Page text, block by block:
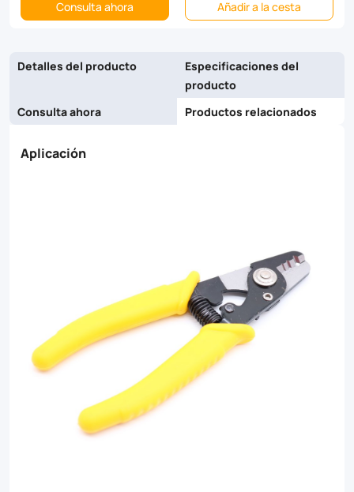
strips
to
the
250
micron
fiber.
Perfect
telecom
Consulta ahora Añadir a la cesta
Detalles del producto
Especificaciones del
producto
Consulta ahora
Productos relacionados
Aplicación